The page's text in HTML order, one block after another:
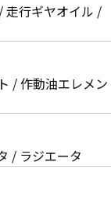
走行ギヤオイル /
/ 作動油エレメン
/ ラジエータ